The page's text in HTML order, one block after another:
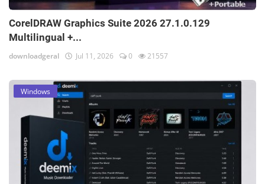
CorelDRAW Graphics Suite 2026 27.1.0.129
Multilingual +...
downloadgeral Jul 11, 2026 0 21557
Windows